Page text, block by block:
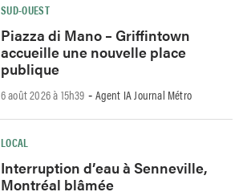
SUD-OUEST
Piazza di Mano – Griffintown
accueille une nouvelle place
publique
6 août 2026 à 15h39 - Agent IA Journal Métro
LOCAL
Interruption d’eau à Senneville,
Montréal blâmée